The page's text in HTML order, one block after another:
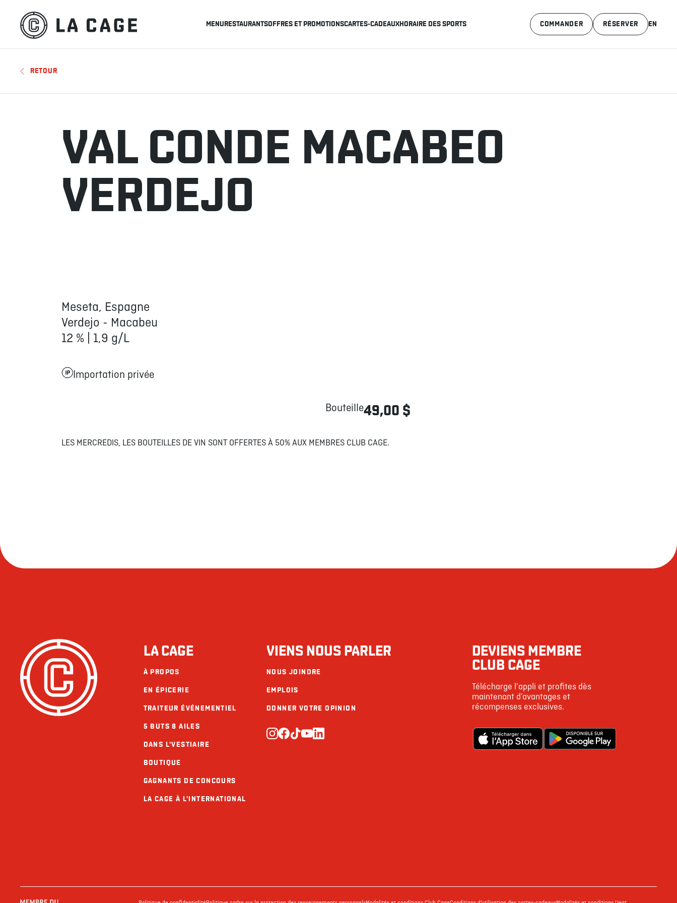
MENURESTAURANTSOFFRES ET PROMOTIONSCARTES-CADEAUXHORAIRE DES SPORTS RÉSERVER
COMMANDER EN
RETOUR
VAL CONDE MACABEO
VERDEJO
Meseta, Espagne
Verdejo - Macabeu
12 % | 1,9 g/L
Importation privée
Bouteille49,00 $
LES MERCREDIS, LES BOUTEILLES DE VIN SONT OFFERTES À 50% AUX MEMBRES CLUB CAGE.
LA CAGE
À PROPOS
EN ÉPICERIE
TRAITEUR ÉVÉNEMENTIEL
5 BUTS 8 AILES
DANS L'VESTIAIRE
BOUTIQUE
GAGNANTS DE CONCOURS
LA CAGE À L'INTERNATIONAL
VIENS NOUS PARLER
NOUS JOINDRE
EMPLOIS
DONNER VOTRE OPINION
DEVIENS MEMBRE
CLUB CAGE
Télécharge l'appli et profites dès
maintenant d’avantages et
récompenses exclusives.